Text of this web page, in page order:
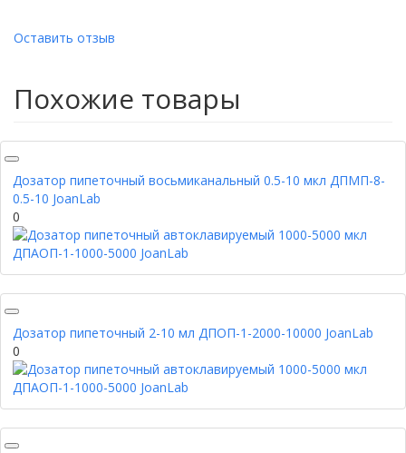
Оставить отзыв
Похожие товары
Дозатор пипеточный восьмиканальный 0.5-10 мкл ДПМП-8-
0.5-10 JoanLab
0
Дозатор пипеточный 2-10 мл ДПОП-1-2000-10000 JoanLab
0